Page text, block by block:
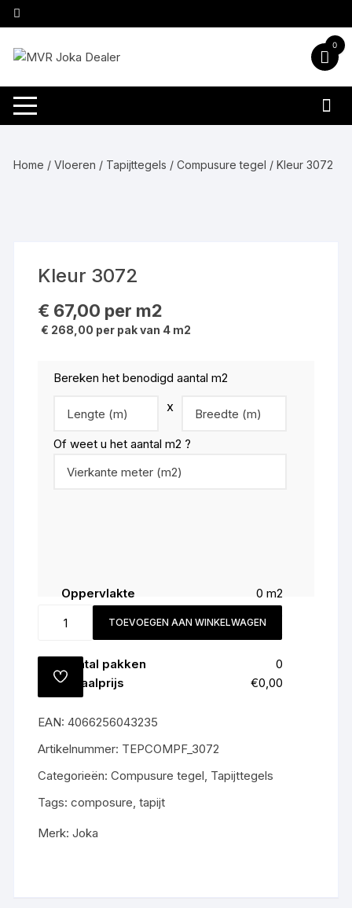
naar
inhoud
0
Home /Vloeren / Tapijttegels /Compusure tegel / Kleur 3072
Kleur 3072
€ 67,00 per m2
€ 268,00 per pak van 4 m2
Bereken het benodigd aantal m2
x
Of weet u het aantal m2 ?
Oppervlakte 0 m2
Snijverlies (
m2
Totaal
0 m2
Aantal pakken
0
Totaalprijs
€0,00
TOEVOEGEN AAN WINKELWAGEN
TOEVOEGEN
AAN
EAN:4066256043235
Artikelnummer: TEPCOMPF_3072
Categorieën:Compusure tegel, Tapijttegels
Tags:composure,tapijt
Merk:Joka